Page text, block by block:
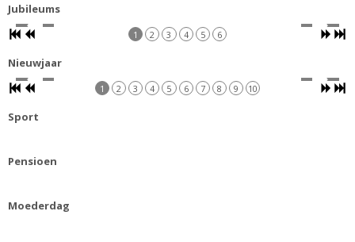
Jubileums
1 2 3 4 5 6
Nieuwjaar
1 2 3 4 5 6 7 8 9 10
Sport
Pensioen
Moederdag